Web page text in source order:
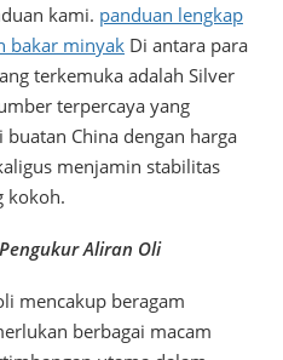
kami. panduan lengkap
bakar minyak Di antara para
terkemuka adalah Silver
terpercaya yang
China dengan harga
menjamin stabilitas
kokoh.
Aliran Oli
mencakup beragam
berbagai macam